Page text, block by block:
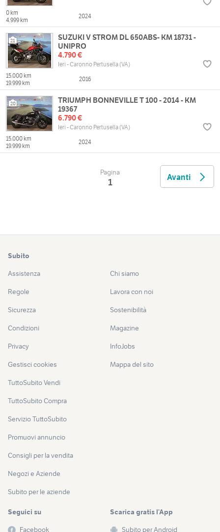
0 km
4.999 km
2024
21
SUZUKI V STROM DL 650ABS- KM 18731 -
UNIPRO
4.790 €
Ieri - Caronno Pertusella (VA)
15.000 km
19.999 km
2016
20
TRIUMPH BONNEVILLE T 100 - 2014 - KM
19367
6.790 €
Ieri - Caronno Pertusella (VA)
15.000 km
19.999 km
2024
Pagina
1 Avanti
Subito
Assistenza
Regole
Sicurezza
Condizioni
Privacy
Gestisci cookies
TuttoSubito Vendi
TuttoSubito Compra
Servizio TuttoSubito
Promuovi annuncio
Consigli per la vendita
Negozi e Aziende
Subito per le aziende
Chi siamo
Lavora con noi
Sostenibilità
Magazine
InfoJobs
Mappa del sito
Seguici su
Facebook
Scarica gratis l’App
Subito per Android